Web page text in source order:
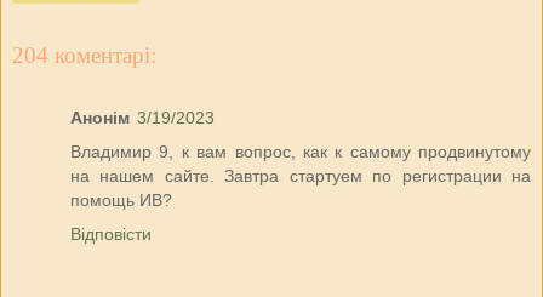
204 коментарі:
Анонім 3/19/2023
Владимир 9, к вам вопрос, как к самому продвинутому
на нашем сайте. Завтра стартуем по регистрации на
помощь ИВ?
Відповісти